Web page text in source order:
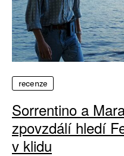
recenze
Sorrentino a
zpovzdálí hledí
v klidu